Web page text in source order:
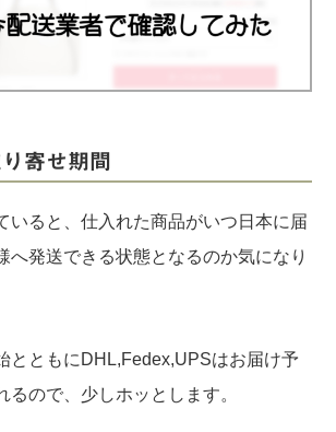
で買ってみた！
寄せ期間
いると、仕入れた商品がいつ日本に届
へ発送できる状態となるのか気になり
とともにDHL,Fedex,UPSはお届け予
るので、少しホッとします。